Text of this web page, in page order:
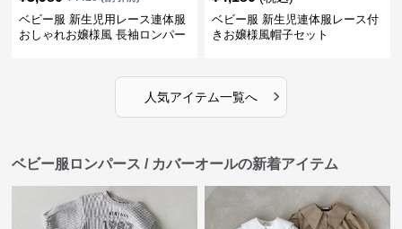
ベビー服 新生児用レース連体服
おしゃれお嬢様風 長袖ロンパー
ベビー服 新生児連体服レース付
きお嬢様風帽子セット
人気アイテム一覧へ ›
ベビー服ロンパース / カバーオールの新着アイテム